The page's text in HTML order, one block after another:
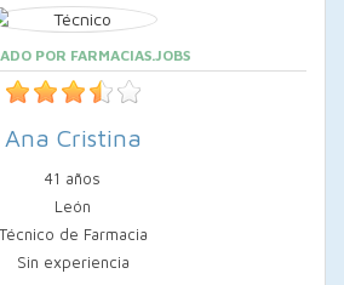
POR FARMACIAS.JOBS
Ana Cristina
41 años
León
Técnico de Farmacia
Sin experiencia